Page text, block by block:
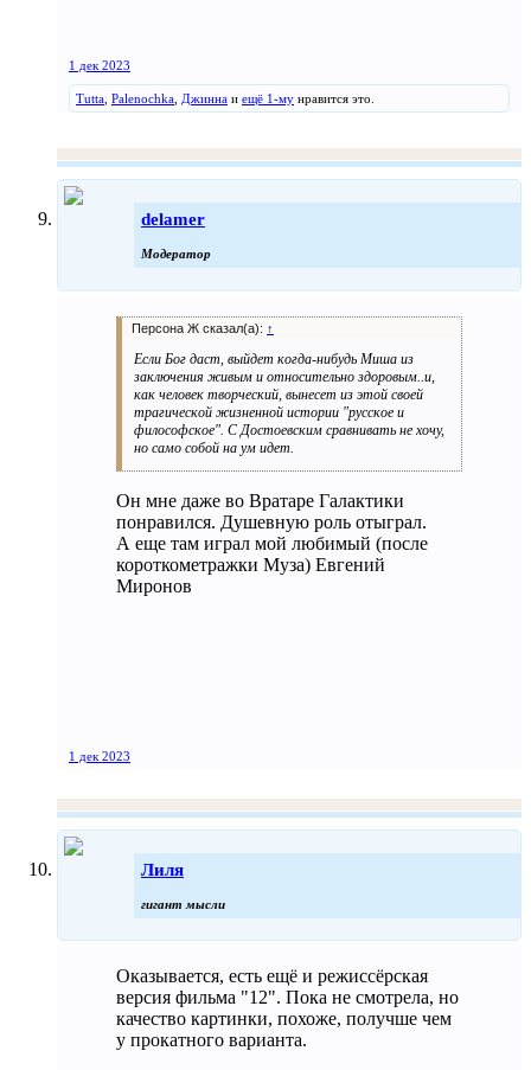
1 дек 2023
Tutta Palenochka Джинна и ещё 1-му нравится это.
delamer
Модератор
Персона Ж сказал(а): ↑
Если Бог даст, выйдет когда-нибудь Миша из
заключения живым и относительно здоровым..и,
как человек творческий, вынесет из этой своей
трагической жизненной истории "русское и
философское". С Достоевским сравнивать не хочу,
но само собой на ум идет.
Он мне даже во Вратаре Галактики
понравился. Душевную роль отыграл.
А еще там играл мой любимый (после
короткометражки Муза) Евгений
Миронов
1 дек 2023
Лиля
гигант мысли
Оказывается, есть ещё и режиссёрская
версия фильма "12". Пока не смотрела, но
качество картинки, похоже, получше чем
у прокатного варианта.